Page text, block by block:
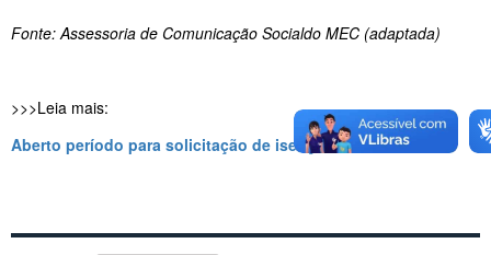
Fonte: Assessoria de Comunicação Socialdo MEC (adaptada)
>>>Leia mais:
Aberto período para solicitação de isenção